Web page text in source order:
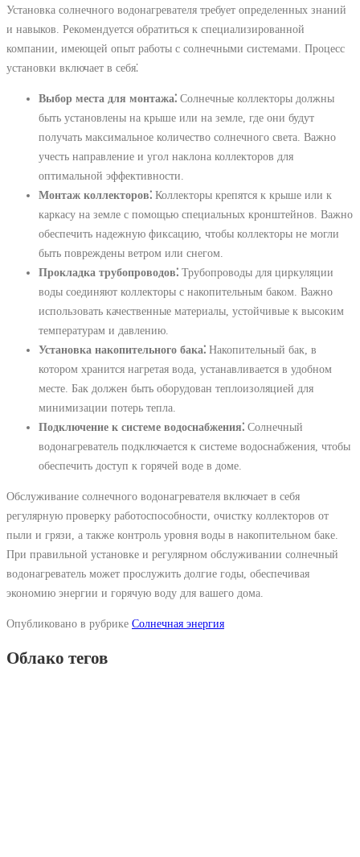
Установка солнечного водонагревателя требует определенных знаний
и навыков. Рекомендуется обратиться к специализированной
компании, имеющей опыт работы с солнечными системами. Процесс
установки включает в себя⁚
Выбор места для монтажа⁚ Солнечные коллекторы должны
быть установлены на крыше или на земле, где они будут
получать максимальное количество солнечного света. Важно
учесть направление и угол наклона коллекторов для
оптимальной эффективности.
Монтаж коллекторов⁚ Коллекторы крепятся к крыше или к
каркасу на земле с помощью специальных кронштейнов. Важно
обеспечить надежную фиксацию, чтобы коллекторы не могли
быть повреждены ветром или снегом.
Прокладка трубопроводов⁚ Трубопроводы для циркуляции
воды соединяют коллекторы с накопительным баком. Важно
использовать качественные материалы, устойчивые к высоким
температурам и давлению.
Установка накопительного бака⁚ Накопительный бак, в
котором хранится нагретая вода, устанавливается в удобном
месте. Бак должен быть оборудован теплоизоляцией для
минимизации потерь тепла.
Подключение к системе водоснабжения⁚ Солнечный
водонагреватель подключается к системе водоснабжения, чтобы
обеспечить доступ к горячей воде в доме.
Обслуживание солнечного водонагревателя включает в себя
регулярную проверку работоспособности, очистку коллекторов от
пыли и грязи, а также контроль уровня воды в накопительном баке.
При правильной установке и регулярном обслуживании солнечный
водонагреватель может прослужить долгие годы, обеспечивая
экономию энергии и горячую воду для вашего дома.
Опубликовано в рубрике Солнечная энергия
Облако тегов